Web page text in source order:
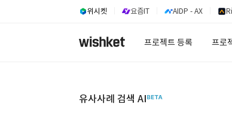
위시켓 요즘IT AIDP - AX
프로젝트 등록 프로
유사사례 검색 AI